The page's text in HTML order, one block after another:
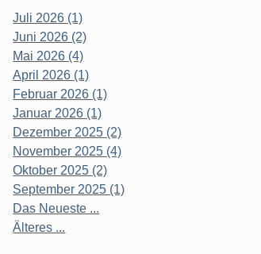
Juli 2026 (1)
Juni 2026 (2)
Mai 2026 (4)
April 2026 (1)
Februar 2026 (1)
Januar 2026 (1)
Dezember 2025 (2)
November 2025 (4)
Oktober 2025 (2)
September 2025 (1)
Das Neueste ...
Älteres ...